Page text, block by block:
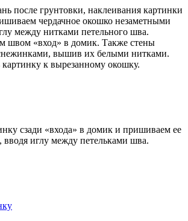
после грунтовки, наклеивания картинки
чердачное окошко незаметными
между нитками петельного шва.
швом «вход» в домик. Также стены
вышив их белыми нитками.
к вырезанному окошку.
сзади «входа» в домик и пришиваем ее
вводя иглу между петельками шва.